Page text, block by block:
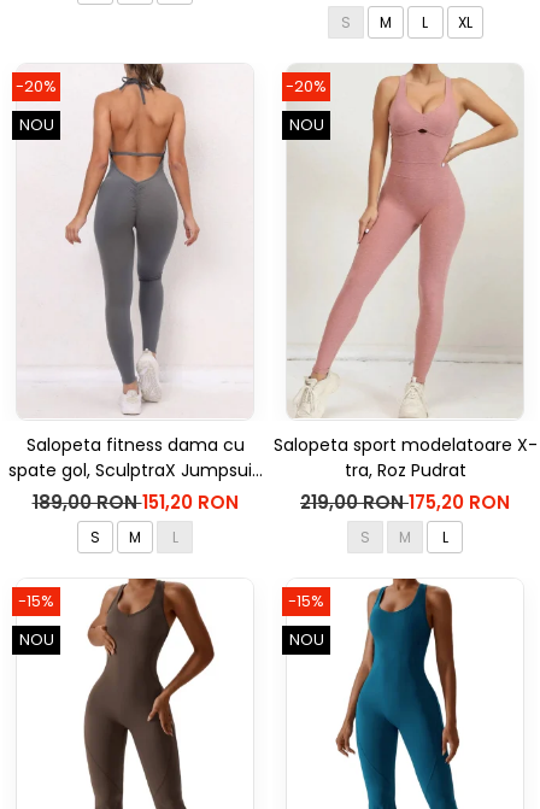
S
M L XL
-20%
NOU
Salopeta fitness dama cu
spate gol, SculptraX Jumpsuit,
Gri
189,00 RON151,20 RON
S M L
-20%
NOU
Salopeta sport modelatoare X-
tra, Roz Pudrat
219,00 RON175,20 RON
S M L
-15%
NOU
-15%
NOU